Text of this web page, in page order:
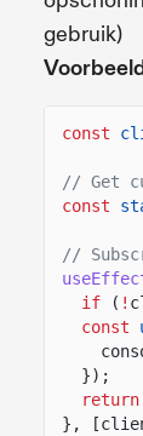
gebruik)
const
// Get
const
//
if
( !
const
});
return
},